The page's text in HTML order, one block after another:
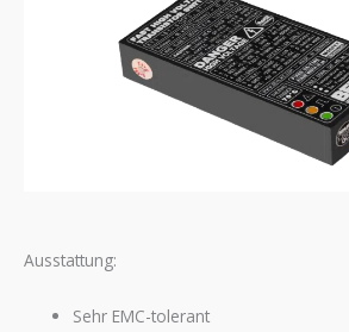
Ausstattung:
Sehr EMC-tolerant